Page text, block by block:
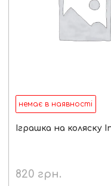
немає в наявності
Іграшка на коляску
820 грн.